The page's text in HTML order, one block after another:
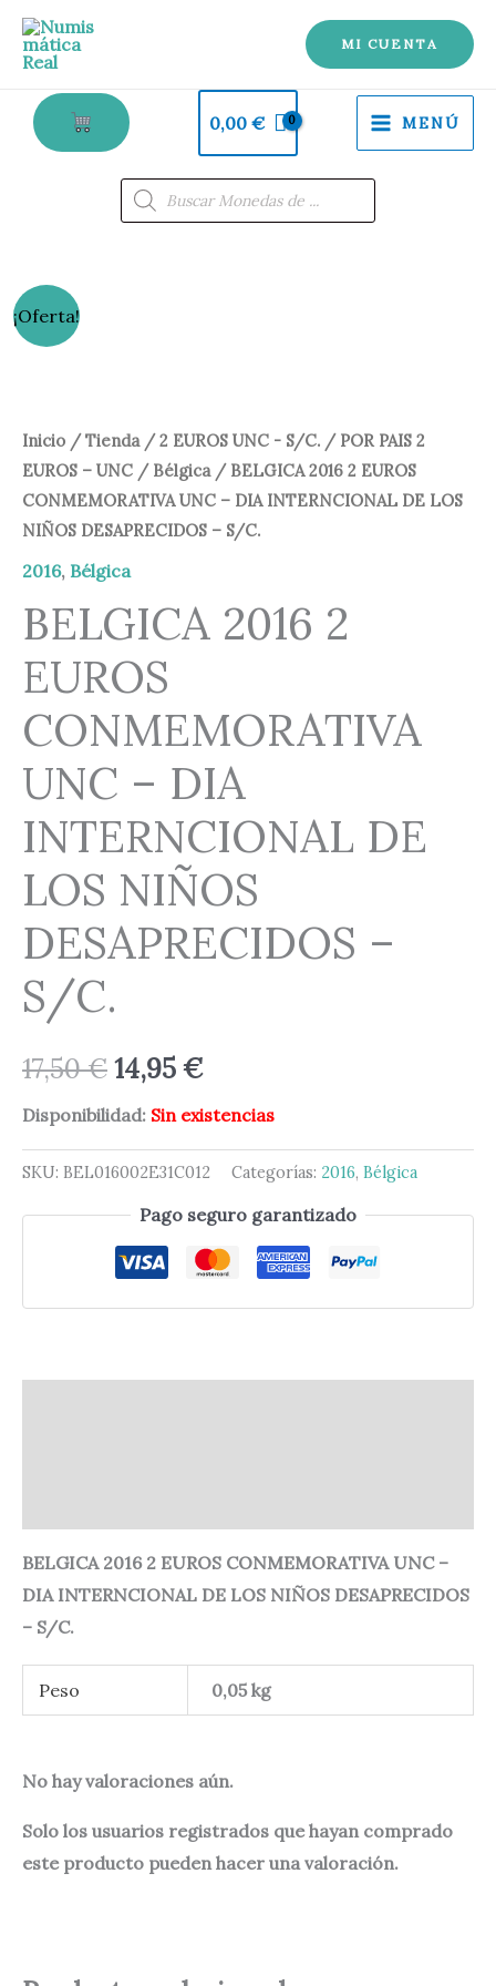
MI CUENTA
0,00 € MENÚ
Búsqueda
de
productos
¡Oferta!
Inicio /Tienda/2 EUROS UNC - S/C. / POR PAIS 2
EUROS – UNC / Bélgica/ BELGICA 2016 2 EUROS
CONMEMORATIVA UNC – DIA INTERNCIONAL DE LOS
NIÑOS DESAPRECIDOS – S/C.
2016, Bélgica
BELGICA 2016 2
EUROS
CONMEMORATIVA
UNC – DIA
INTERNCIONAL DE
LOS NIÑOS
DESAPRECIDOS –
S/C.
17,50€
era:
17,50 €.
14,95€
es:
14,95 €.
Disponibilidad: Sin existencias
SKU: BEL016002E31C012 Categorías: 2016, Bélgica
Pago seguro garantizado
BELGICA 2016 2 EUROS CONMEMORATIVA UNC –
DIA INTERNCIONAL DE LOS NIÑOS DESAPRECIDOS
– S/C.
Peso 0,05 kg
No hay valoraciones aún.
Solo los usuarios registrados que hayan comprado
este producto pueden hacer una valoración.